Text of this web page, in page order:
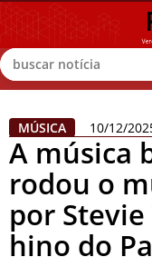
Buscar
MÚSICA 10/12/
A música
rodou o
por
hino do